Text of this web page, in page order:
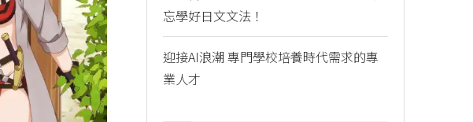
忘學好日文文法！
迎接AI浪潮 專門學校培養時代需求的專
業人才